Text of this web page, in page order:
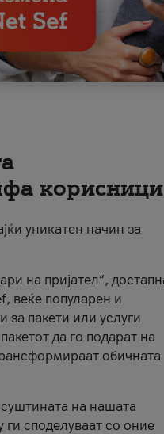
корисници
уникатен начин за
на пријател“,
веќе популарен и
за пакети или услуги
да го подарат на
обичната
на нашата
ги споделуваат со оние